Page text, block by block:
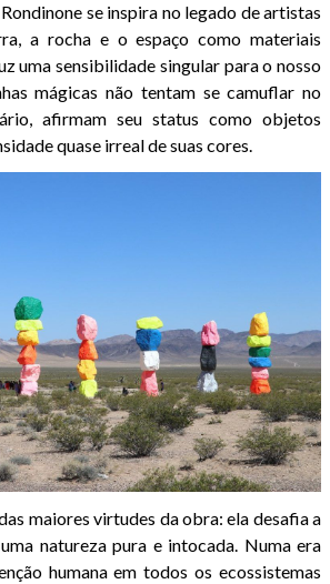
se inspira no legado de artistas
a rocha e o espaço como materiais
uma sensibilidade singular para o nosso
mágicas não tentam se camuflar no
afirmam seu status como objetos
quase irreal de suas cores.
maiores virtudes da obra: ela desafia a
natureza pura e intocada. Numa era
humana em todos os ecossistemas